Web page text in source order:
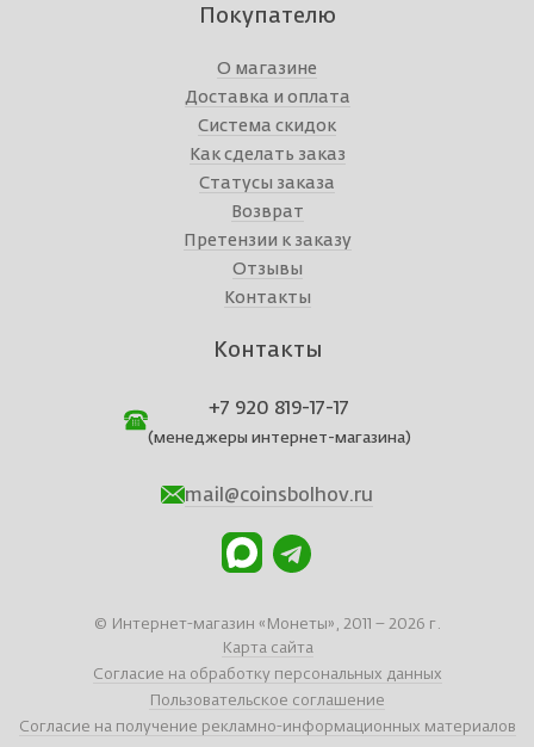
Покупателю
О магазине
Доставка и оплата
Система скидок
Как сделать заказ
Статусы заказа
Возврат
Претензии к заказу
Отзывы
Контакты
Контакты
+7 920 819-17-17
(менеджеры интернет-магазина)
mail@coinsbolhov.ru
© Интернет-магазин «Монеты», 2011 – 2026 г.
Карта сайта
Согласие на обработку персональных данных
Пользовательское соглашение
Согласие на получение рекламно-информационных материалов